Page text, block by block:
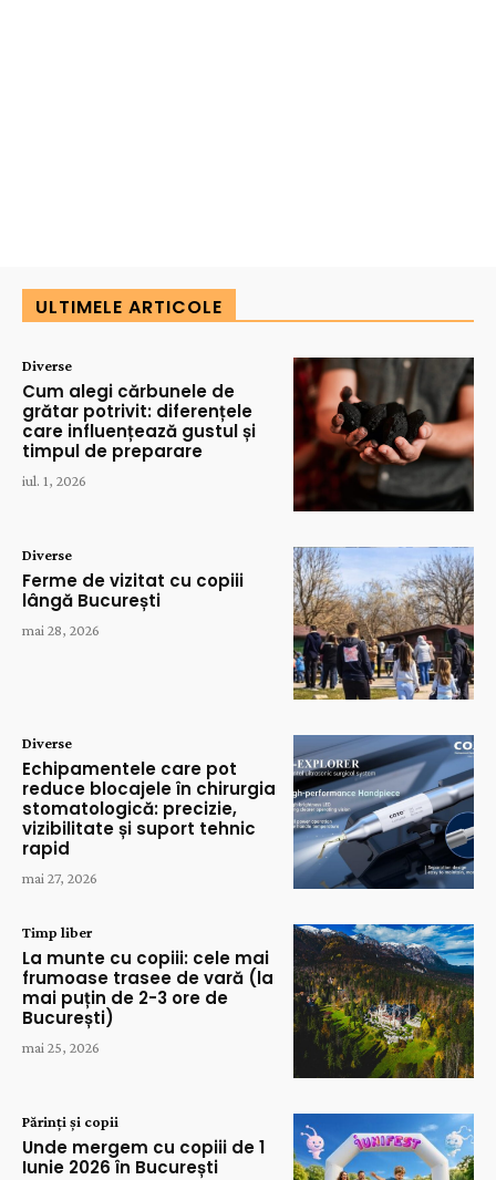
ULTIMELE ARTICOLE
Diverse
Cum alegi cărbunele de
grătar potrivit: diferențele
care influențează gustul și
timpul de preparare
iul. 1, 2026
Diverse
Ferme de vizitat cu copiii
lângă București
mai 28, 2026
Diverse
Echipamentele care pot
reduce blocajele în chirurgia
stomatologică: precizie,
vizibilitate și suport tehnic
rapid
mai 27, 2026
Timp liber
La munte cu copiii: cele mai
frumoase trasee de vară (la
mai puțin de 2-3 ore de
București)
mai 25, 2026
Părinți și copii
Unde mergem cu copiii de 1
Iunie 2026 în București